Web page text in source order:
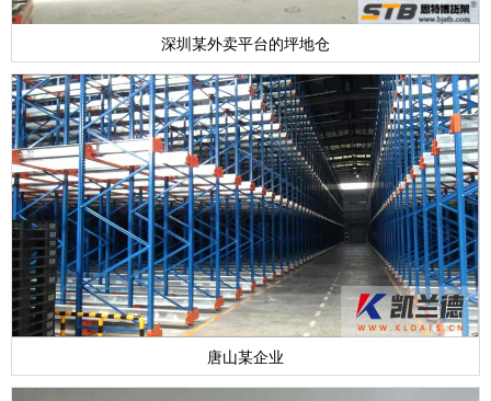
深圳某外卖平台的坪地仓
唐山某企业